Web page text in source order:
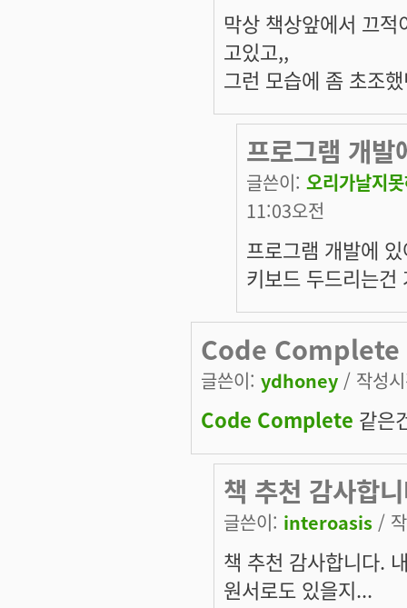
막상 책상앞에서 끄
고있고,,
그런 모습에 좀 초조
프로그램 개발
글쓴이: 오리가날지
11:03오전
프로그램 개발에
키보드 두드리는건
Code Complete
글쓴이: ydhoney / 작성
Code Complete 같은
책 추천 감사합
글쓴이: interoasis /
책 추천 감사합니다.
원서로도 있을지...